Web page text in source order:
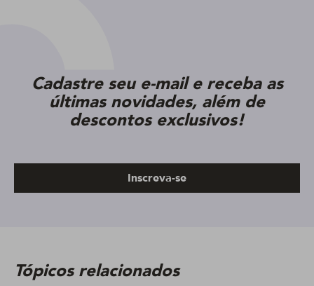
Cadastre seu e-mail e receba as
últimas novidades, além de
descontos exclusivos!
Inscreva-se
Tópicos relacionados